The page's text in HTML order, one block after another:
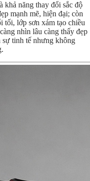
khả năng thay đổi sắc độ
mạnh mẽ, hiện đại; còn
tối, lớp sơn xám tạo chiều
nhìn lâu càng thấy đẹp
tinh tế nhưng không